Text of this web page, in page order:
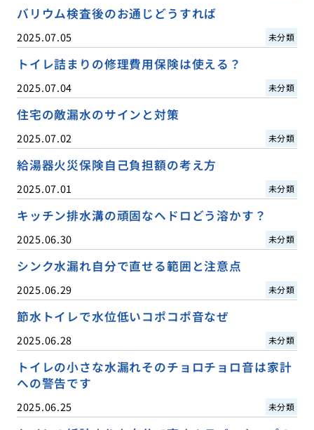
バリウム検査後のお通じどうすれば
2025.07.05 未分類
トイレ詰まりの修理費用保険は使える？
2025.07.04 未分類
住宅の敵漏水のサインと対策
2025.07.02 未分類
給湯器火災保険自己負担額の考え方
2025.07.01 未分類
キッチン排水溝の頑固なヘドロどう溶かす？
2025.06.30 未分類
シンク水漏れ自分で直せる範囲と注意点
2025.06.29 未分類
節水トイレで水位低いコポコポ音なぜ
2025.06.28 未分類
トイレの小さな水漏れそのチョロチョロ音は家計
への警告です
2025.06.25 未分類